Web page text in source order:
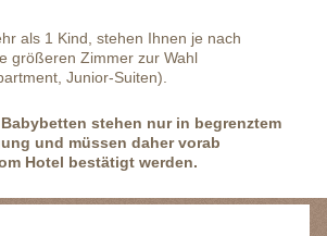
als 1 Kind, stehen Ihnen je nach
größeren Zimmer zur Wahl
Junior-Suiten).
stehen nur in begrenztem
und müssen daher vorab
Hotel bestätigt werden.